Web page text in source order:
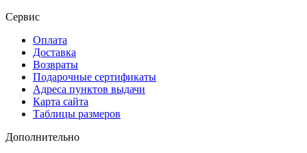
Сервис
Оплата
Доставка
Возвраты
Подарочные сертификаты
Адреса пунктов выдачи
Карта сайта
Таблицы размеров
Дополнительно